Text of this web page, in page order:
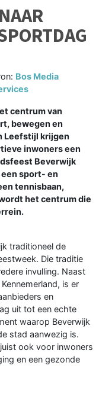
Bos Media
centrum van
bewegen en
Leefstijl krijgen
inwoners een
Beverwijk
sport- en
tennisbaan,
het centrum die
traditioneel de
Die traditie
invulling. Naast
is er
en
uit tot een echte
waarop Beverwijk
stad aanwezig is.
ook voor inwoners
en een gezonde